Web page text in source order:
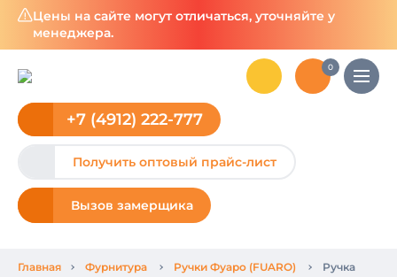
Цены на сайте могут отличаться, уточняйте у
менеджера.
0
+7 (4912) 222-777
Получить оптовый прайс-лист
Вызов замерщика
Главная Фурнитура Ручки Фуаро (FUARO)
Ручка